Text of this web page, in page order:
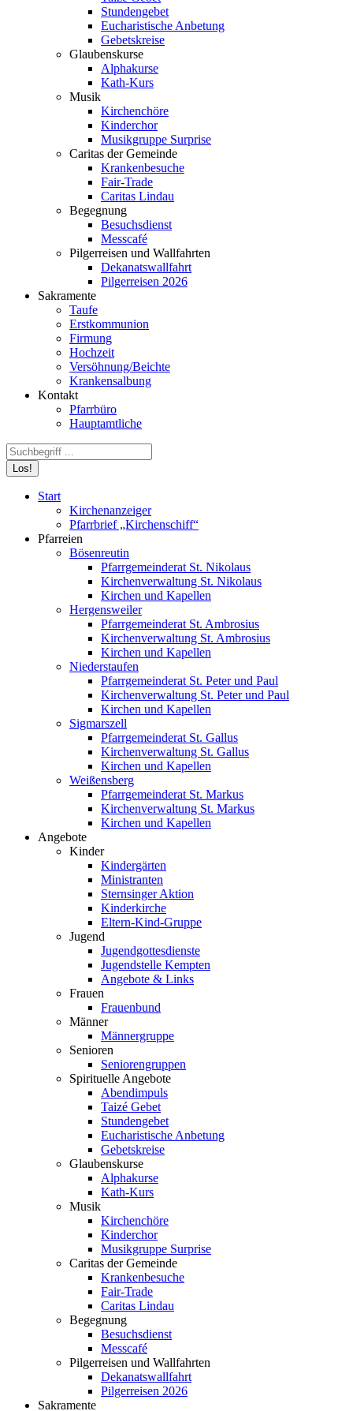
Stundengebet
Eucharistische Anbetung
Gebetskreise
Glaubenskurse
Alphakurse
Kath-Kurs
Musik
Kirchenchöre
Kinderchor
Musikgruppe Surprise
Caritas der Gemeinde
Krankenbesuche
Fair-Trade
Caritas Lindau
Begegnung
Besuchsdienst
Messcafé
Pilgerreisen und Wallfahrten
Dekanatswallfahrt
Pilgerreisen 2026
Sakramente
Taufe
Erstkommunion
Firmung
Hochzeit
Versöhnung/Beichte
Krankensalbung
Kontakt
Pfarrbüro
Hauptamtliche
Search:
Start
Kirchenanzeiger
Pfarrbrief „Kirchenschiff“
Pfarreien
Bösenreutin
Pfarrgemeinderat St. Nikolaus
Kirchenverwaltung St. Nikolaus
Kirchen und Kapellen
Hergensweiler
Pfarrgemeinderat St. Ambrosius
Kirchenverwaltung St. Ambrosius
Kirchen und Kapellen
Niederstaufen
Pfarrgemeinderat St. Peter und Paul
Kirchenverwaltung St. Peter und Paul
Kirchen und Kapellen
Sigmarszell
Pfarrgemeinderat St. Gallus
Kirchenverwaltung St. Gallus
Kirchen und Kapellen
Weißensberg
Pfarrgemeinderat St. Markus
Kirchenverwaltung St. Markus
Kirchen und Kapellen
Angebote
Kinder
Kindergärten
Ministranten
Sternsinger Aktion
Kinderkirche
Eltern-Kind-Gruppe
Jugend
Jugendgottesdienste
Jugendstelle Kempten
Angebote & Links
Frauen
Frauenbund
Männer
Männergruppe
Senioren
Seniorengruppen
Spirituelle Angebote
Abendimpuls
Taizé Gebet
Stundengebet
Eucharistische Anbetung
Gebetskreise
Glaubenskurse
Alphakurse
Kath-Kurs
Musik
Kirchenchöre
Kinderchor
Musikgruppe Surprise
Caritas der Gemeinde
Krankenbesuche
Fair-Trade
Caritas Lindau
Begegnung
Besuchsdienst
Messcafé
Pilgerreisen und Wallfahrten
Dekanatswallfahrt
Pilgerreisen 2026
Sakramente